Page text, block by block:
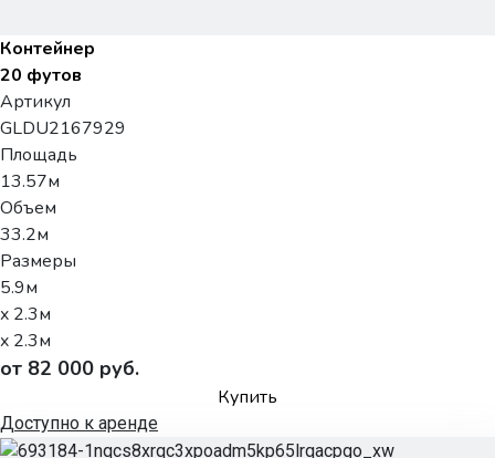
Контейнер
20 футов
Артикул
GLDU2167929
Площадь
13.57м
Объем
33.2м
Размеры
5.9м
x 2.3м
x 2.3м
от 82 000 руб.
Купить
Доступно к аренде